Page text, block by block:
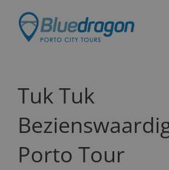
content
Tuk Tuk
Porto Tour